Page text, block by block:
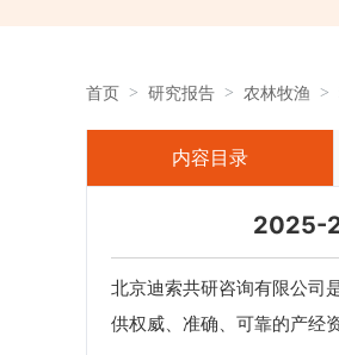
首页 研究报告 农林牧渔
内容目录
2025-
北京迪索共研咨询有限公司
供权威、准确、可靠的产经